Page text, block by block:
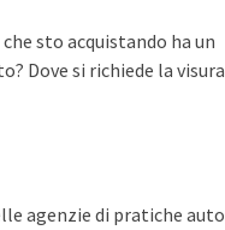
sto acquistando ha un
Dove si richiede la visura
agenzie di pratiche auto